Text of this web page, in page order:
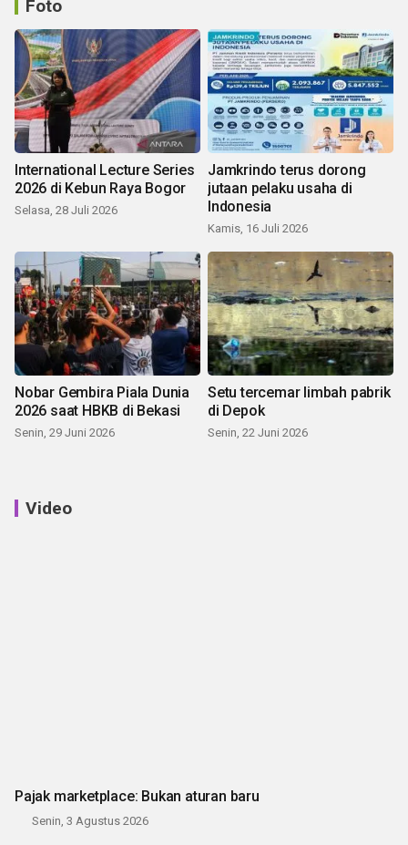
Foto
International Lecture Series
2026 di Kebun Raya Bogor
Selasa, 28 Juli 2026
Jamkrindo terus dorong
jutaan pelaku usaha di
Indonesia
Kamis, 16 Juli 2026
Nobar Gembira Piala Dunia
2026 saat HBKB di Bekasi
Senin, 29 Juni 2026
Setu tercemar limbah pabrik
di Depok
Senin, 22 Juni 2026
Video
Pajak marketplace: Bukan aturan baru
Senin, 3 Agustus 2026